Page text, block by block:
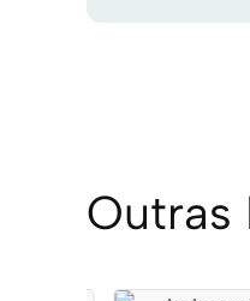
Outras